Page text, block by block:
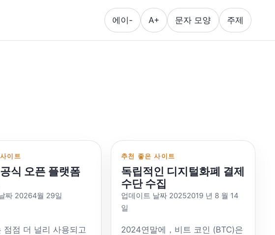
에이- A+ 문자 모양 주제
이트
식 오픈 플랫폼
짜 20264월 29일
점점 더 널리 사용되고
추천 좋은 사이트
독립적인 디지털화폐 결제
수단 수집
업데이트 날짜 20252019 년 8 월 14
일
2024연말에，비트 코인 (BTC)은